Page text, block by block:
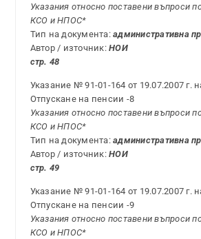
Указания относно поставени въпроси
КСО и НПОС*
Тип на документа:административна
Автор / източник:НОИ
стр. 48
Указание № 91-01-164 от 19.07.2007 г.
Отпускане на пенсии -8
Указания относно поставени въпроси
КСО и НПОС*
Тип на документа:административна
Автор / източник:НОИ
стр. 49
Указание № 91-01-164 от 19.07.2007 г.
Отпускане на пенсии -9
Указания относно поставени въпроси
КСО и НПОС*